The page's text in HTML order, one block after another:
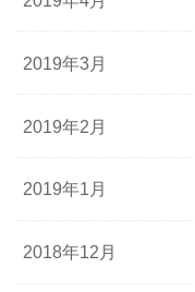
2019年3月
2019年2月
2019年1月
2018年12月